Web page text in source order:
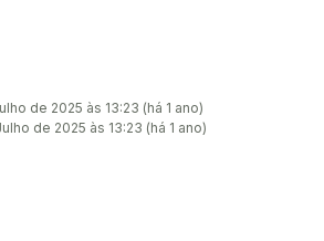
de 2025 às 13:23 (há 1 ano)
de 2025 às 13:23 (há 1 ano)